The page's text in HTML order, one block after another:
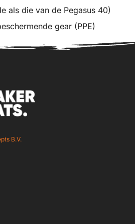
als die van de Pegasus 40)
gear (PPE)
B.V.